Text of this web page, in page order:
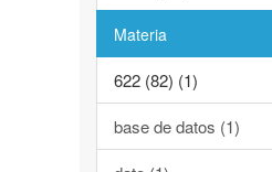
Materia
622 (82) (1)
base de datos (1)